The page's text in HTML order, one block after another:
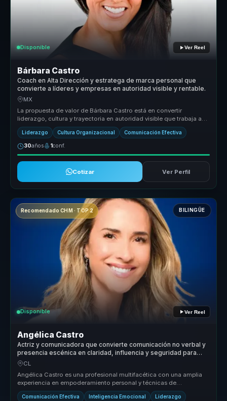
Disponible Ver Reel
Bárbara Castro
Coach en Alta Dirección y estratega de marca personal que
convierte a líderes y empresas en autoridad visible y rentable.
MX
La propuesta de valor de Bárbara Castro está en convertir
liderazgo, cultura y trayectoria en autoridad visible que trabaja a
favor del n...
Liderazgo Cultura Organizacional Comunicación Efectiva
30años 1conf.
Cotizar Ver Perfil
Recomendado CHM · TOP 2 BILINGÜE
Disponible Ver Reel
Angélica Castro
Actriz y comunicadora que convierte comunicación no verbal y
presencia escénica en claridad, influencia y seguridad para
líderes y voceros.
CL
Angélica Castro es una profesional multifacética con una amplia
experiencia en empoderamiento personal y técnicas de
reprogramación menta...
Comunicación Efectiva Inteligencia Emocional Liderazgo